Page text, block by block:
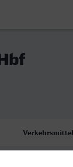
Verkehrsmittel